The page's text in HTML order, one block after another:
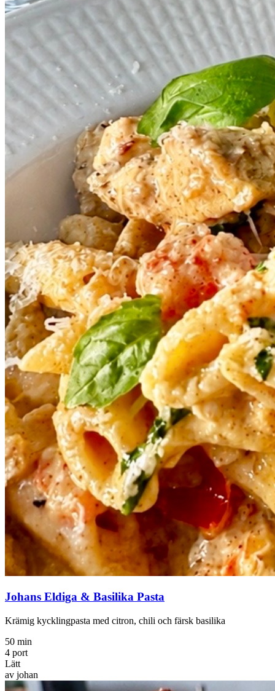
Johans Eldiga & Basilika Pasta
Krämig kycklingpasta med citron, chili och färsk basilika
50 min
4 port
Lätt
av johan